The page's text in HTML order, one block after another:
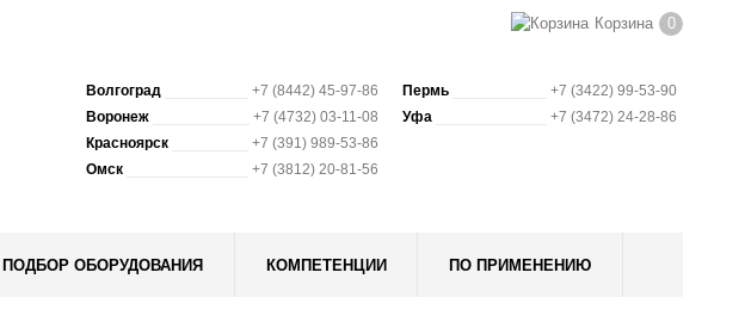
Корзина 0
Волгоград
+7 (8442) 45-97-86
Воронеж
+7 (4732) 03-11-08
Красноярск
+7 (391) 989-53-86
Омск
+7 (3812) 20-81-56
Пермь
+7 (3422) 99-53-90
Уфа
+7 (3472) 24-28-86
ПОДБОР ОБОРУДОВАНИЯ КОМПЕТЕНЦИИ ПО ПРИМЕНЕНИЮ